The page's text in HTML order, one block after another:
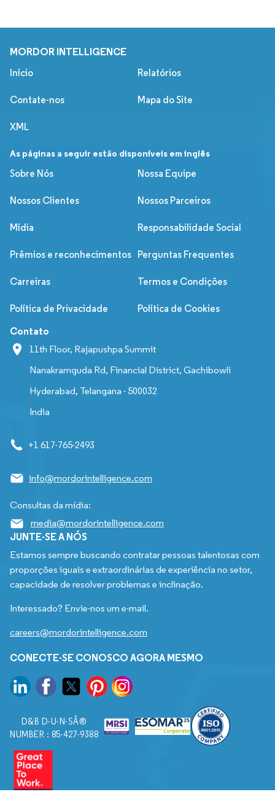
MORDOR INTELLIGENCE
Início Relatórios
Contate-nos Mapa do Site
XML
As páginas a seguir estão disponíveis em inglês
Sobre Nós
Nossa Equipe
Nossos Clientes Nossos Parceiros
Mídia Responsabilidade Social
Prêmios e reconhecimentos Perguntas Frequentes
Carreiras Termos e Condições
Política de Privacidade Política de Cookies
Contato
11th Floor, Rajapushpa Summit
Nanakramguda Rd, Financial District, Gachibowli
Hyderabad, Telangana - 500032
India
+1 617-765-2493
info@mordorintelligence.com
Consultas da mídia:
media@mordorintelligence.com
JUNTE-SE A NÓS
Estamos sempre buscando contratar pessoas talentosas com
proporções iguais e extraordinárias de experiência no setor,
capacidade de resolver problemas e inclinação.
Interessado? Envie-nos um e-mail.
careers@mordorintelligence.com
CONECTE-SE CONOSCO AGORA MESMO
D&B D-U-N-SÂ®
NUMBER : 85-427-9388